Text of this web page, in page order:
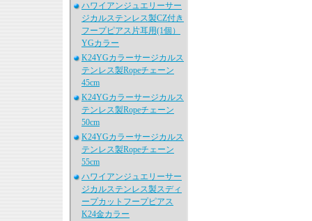
ハワイアンジュエリーサー
ジカルステンレス製CZ付き
フープピアス片耳用(1個）
YGカラー
K24YGカラーサージカルス
テンレス製Ropeチェーン
45cm
K24YGカラーサージカルス
テンレス製Ropeチェーン
50cm
K24YGカラーサージカルス
テンレス製Ropeチェーン
55cm
ハワイアンジュエリーサー
ジカルステンレス製スディ
ープカットフープピアス
K24金カラー